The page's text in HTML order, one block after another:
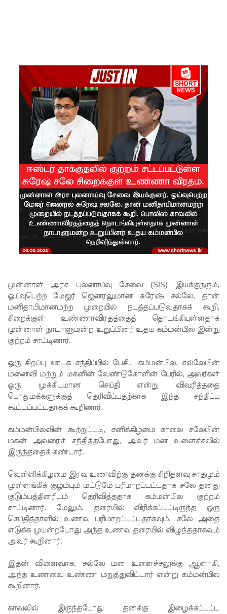
களுக்கும்
தொடர்பா?
அரசாங்க
சாடிய
நாமல்!
தரக்
குறைபாடு
புதிய
இலங்கை
கடவுச்சீட்
நிராகரிப்பு
- முஜீப்
எம்.பி.
நெடுஞ்சா
லையின்
கெலனிக
ம
பகுதியில்
கடும்
ரத்து!
இந்தியா-
இலங்கை
முன்னாள் அரச புலனாய்வு சேவை (SIS) இயக்குநரும்,
ஓய்வுபெற்ற மேஜர் ஜெனரலுமான சுரேஷ் சல்லே, தான்
மனிதாபிமானமற்ற முறையில் நடத்தப்படுவதாகக் கூறி,
சிறைக்குள் உண்ணாவிரதத்தைத் தொடங்கியுள்ளதாக
முன்னாள் நாடாளுமன்ற உறுப்பினர் உதய கம்மன்பில இன்று
குற்றம் சாட்டினார்.
ஒரு சிறப்பு ஊடக சந்திப்பில் பேசிய கம்மன்பில, சல்லேயின்
மனைவி மற்றும் மகனின் வேண்டுகோளின் பேரில், அவர்கள்
ஒரு முக்கியமான செய்தி என்று விவரித்ததை
பொதுமக்களுக்குத் தெரிவிப்பதற்காக இந்த சந்திப்பு
கூட்டப்பட்டதாகக் கூறினார்.
கம்மன்பிலவின் கூற்றுப்படி, சனிக்கிழமை காலை சலேயின்
மகன் அவரைச் சந்தித்தபோது, ​​அவர் மன உளைச்சலில்
இருந்ததைக் கண்டார்.
வெள்ளிக்கிழமை இரவு உணவிற்கு தனக்கு சிறிதளவு சாதமும்
முள்ளங்கிக் குழம்பும் மட்டுமே பரிமாறப்பட்டதாக சலே தனது
குடும்பத்தினரிடம் தெரிவித்ததாக கம்மன்பில குற்றம்
சாட்டினார். மேலும், தரையில் விரிக்கப்பட்டிருந்த ஒரு
செய்தித்தாளில் உணவு பரிமாறப்பட்டதாகவும், சலே அதை
எடுக்க முயன்றபோது அந்த உணவு தரையில் விழுந்ததாகவும்
அவர் கூறினார்.
இதன் விளைவாக, சல்லே மன உளைச்சலுக்கு ஆளாகி,
அந்த உணவை உண்ண மறுத்துவிட்டார் என்று கம்மன்பில
கூறினார்.
காவலில் இருந்தபோது தனக்கு இழைக்கப்பட்ட